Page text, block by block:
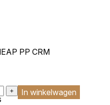
+ In winkelwagen
PP CRM